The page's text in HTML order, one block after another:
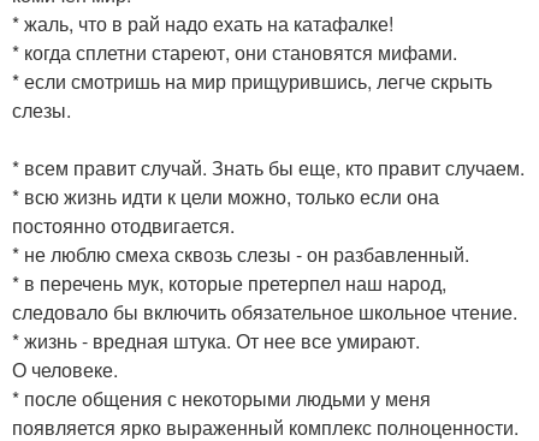
* жаль, что в рай надо ехать на катафалке!
* когда сплетни стареют, они становятся мифами.
* если смотришь на мир прищурившись, легче скрыть
слезы.
* всем правит случай. Знать бы еще, кто правит случаем.
* всю жизнь идти к цели можно, только если она
постоянно отодвигается.
* не люблю смеха сквозь слезы - он разбавленный.
* в перечень мук, которые претерпел наш народ,
следовало бы включить обязательное школьное чтение.
* жизнь - вредная штука. От нее все умирают.
О человеке.
* после общения с некоторыми людьми у меня
появляется ярко выраженный комплекс полноценности.